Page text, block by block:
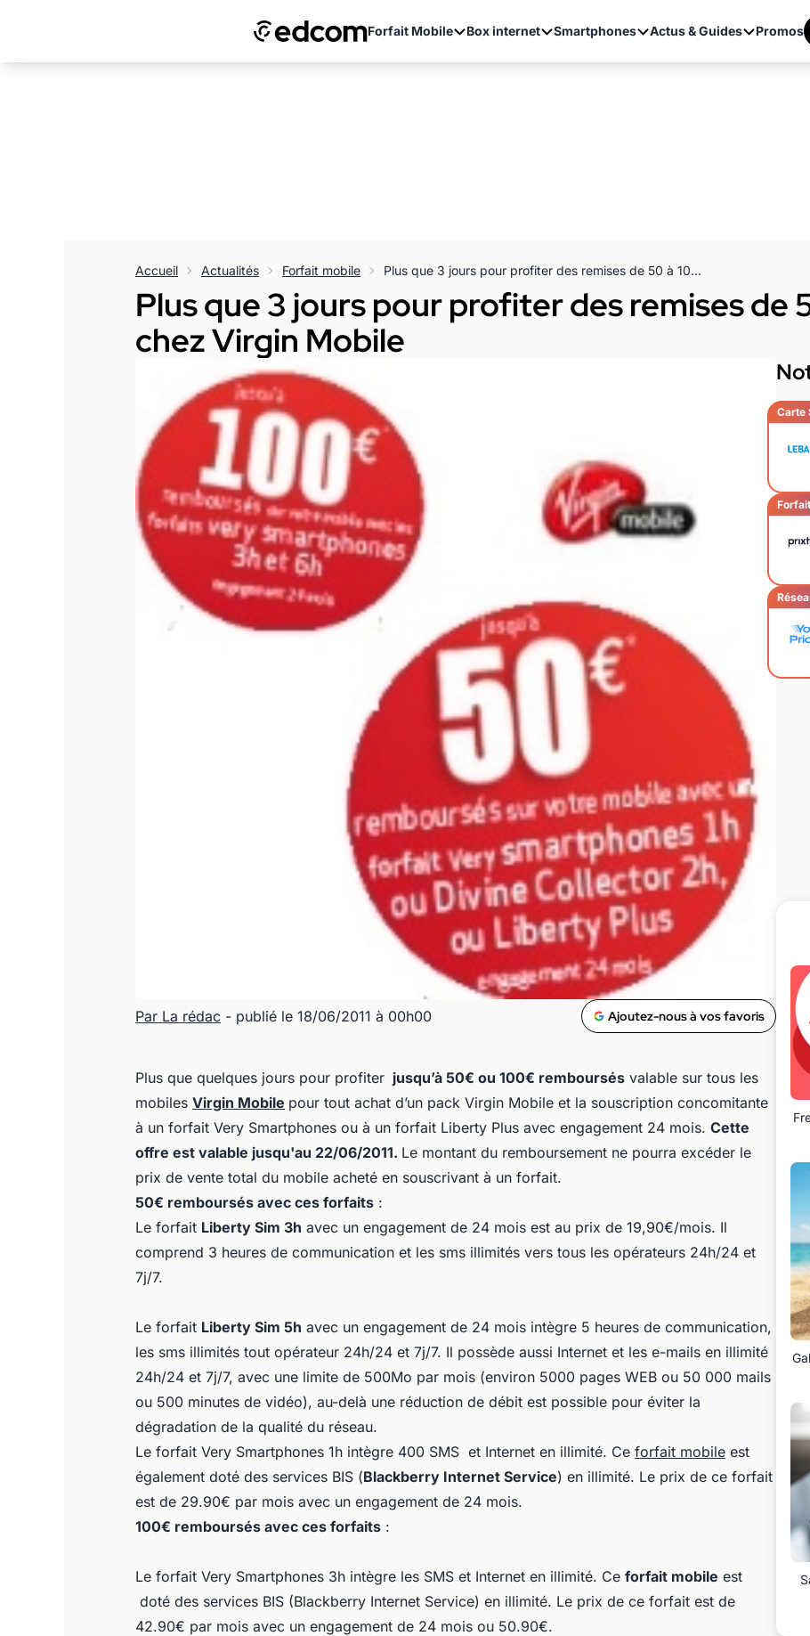
Forfait Mobile Box internet Smartphones Actus & Guides Promos
Accueil Actualités Forfait mobile Plus que 3 jours pour profiter des remises de 50 à 100euros chez Virgin Mobile
Plus que 3 jours pour profiter des remises de
chez Virgin Mobile
Par La rédac - publié le 18/06/2011 à 00h00 Ajoutez-nous à vos favoris
Plus que quelques jours pour profiter jusqu’à 50€ ou 100€ remboursés valable sur tous les
mobiles Virgin Mobile pour tout achat d’un pack Virgin Mobile et la souscription concomitante
à un forfait Very Smartphones ou à un forfait Liberty Plus avec engagement 24 mois. Cette
offre est valable jusqu'au 22/06/2011. Le montant du remboursement ne pourra excéder le
prix de vente total du mobile acheté en souscrivant à un forfait.
50€ remboursés avec ces forfaits :
Le forfait Liberty Sim 3h avec un engagement de 24 mois est au prix de 19,90€/mois. Il
comprend 3 heures de communication et les sms illimités vers tous les opérateurs 24h/24 et
7j/7.
Le forfait Liberty Sim 5h avec un engagement de 24 mois intègre 5 heures de communication,
les sms illimités tout opérateur 24h/24 et 7j/7. Il possède aussi Internet et les e-mails en illimité
24h/24 et 7j/7, avec une limite de 500Mo par mois (environ 5000 pages WEB ou 50 000 mails
ou 500 minutes de vidéo), au-delà une réduction de débit est possible pour éviter la
dégradation de la qualité du réseau.
Le forfait Very Smartphones 1h intègre 400 SMS et Internet en illimité. Ce forfait mobile est
également doté des services BIS (Blackberry Internet Service) en illimité. Le prix de ce forfait
est de 29.90€ par mois avec un engagement de 24 mois.
100€ remboursés avec ces forfaits :
Le forfait Very Smartphones 3h intègre les SMS et Internet en illimité. Ce forfait mobile est
doté des services BIS (Blackberry Internet Service) en illimité. Le prix de ce forfait est de
42.90€ par mois avec un engagement de 24 mois ou 50.90€.
Carte